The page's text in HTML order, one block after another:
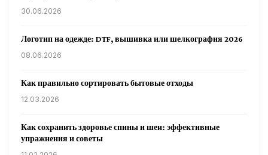
30.06.2026
Логотип на одежде: DTF, вышивка или шелкография 2026
08.06.2026
Как правильно сортировать бытовые отходы
12.03.2026
Как сохранить здоровье спины и шеи: эффективные
упражнения и советы